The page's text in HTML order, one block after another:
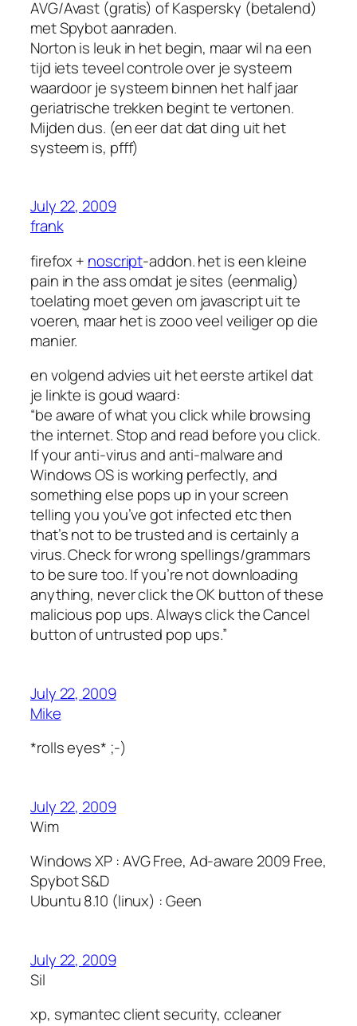
AVG/Avast (gratis) of Kaspersky (betalend)
met Spybot aanraden.
Norton is leuk in het begin, maar wil na een
tijd iets teveel controle over je systeem
waardoor je systeem binnen het half jaar
geriatrische trekken begint te vertonen.
Mijden dus. (en eer dat dat ding uit het
systeem is, pfff)
July 22, 2009
frank
firefox + noscript-addon. het is een kleine
pain in the ass omdat je sites (eenmalig)
toelating moet geven om javascript uit te
voeren, maar het is zooo veel veiliger op die
manier.
en volgend advies uit het eerste artikel dat
je linkte is goud waard:
“be aware of what you click while browsing
the internet. Stop and read before you click.
If your anti-virus and anti-malware and
Windows OS is working perfectly, and
something else pops up in your screen
telling you you’ve got infected etc then
that’s not to be trusted and is certainly a
virus. Check for wrong spellings/grammars
to be sure too. If you’re not downloading
anything, never click the OK button of these
malicious pop ups. Always click the Cancel
button of untrusted pop ups.”
July 22, 2009
Mike
*rolls eyes* ;-)
July 22, 2009
Wim
Windows XP : AVG Free, Ad-aware 2009 Free,
Spybot S&D
Ubuntu 8.10 (linux) : Geen
July 22, 2009
Sil
xp, symantec client security, ccleaner